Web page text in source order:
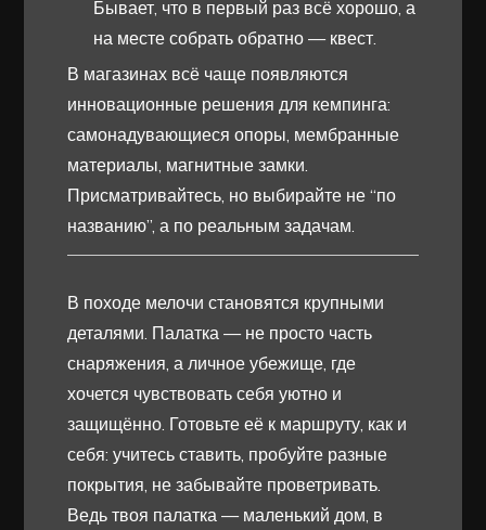
Бывает, что в первый раз всё хорошо, а
на месте собрать обратно — квест.
В магазинах всё чаще появляются
инновационные решения для кемпинга:
самонадувающиеся опоры, мембранные
материалы, магнитные замки.
Присматривайтесь, но выбирайте не “по
названию”, а по реальным задачам.
В походе мелочи становятся крупными
деталями. Палатка — не просто часть
снаряжения, а личное убежище, где
хочется чувствовать себя уютно и
защищённо. Готовьте её к маршруту, как и
себя: учитесь ставить, пробуйте разные
покрытия, не забывайте проветривать.
Ведь твоя палатка — маленький дом, в